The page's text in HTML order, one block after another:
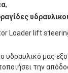
,
Loader lift
υδραυλικό μας
την